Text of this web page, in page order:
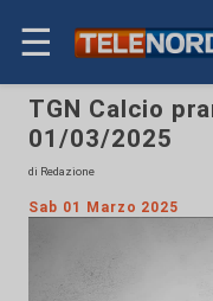
☰
TGN Calcio
01/03/2025
di Redazione
Sab 01 Marzo 2025